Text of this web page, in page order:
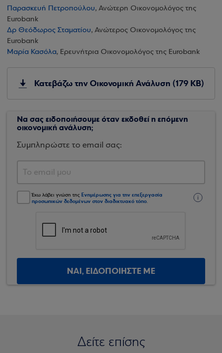
Παρασκευή Πετροπούλου, Ανώτερη Οικονομολόγος της
Eurobank
Δρ Θεόδωρος Σταματίου, Ανώτερος Οικονομολόγος της
Eurobank
Μαρία Κασόλα, Ερευνήτρια Οικονομολόγος της Eurobank
Κατεβάζω την Οικονομική Ανάλυση (179 KB)
Να σας ειδοποιήσουμε όταν εκδοθεί η επόμενη
οικονομική ανάλυση;
Συμπληρώστε το email σας:
Έχω λάβει γνώση της Ενημέρωσης για την επεξεργασία
προσωπικών δεδομένων στον διαδικτυακό τόπο.
ΝΑΙ, ΕΙΔΟΠΟΙΗΣΤΕ ΜΕ
Δείτε επίσης